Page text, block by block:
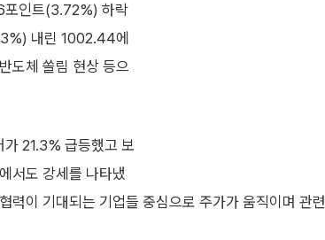
포인트(3.72%) 하락
내린 1002.44에
도체 쏠림 현상 등으
가 21.3% 급등했고 보
서도 강세를 나타냈
력이 기대되는 기업들 중심으로 주가가 움직이며 관련